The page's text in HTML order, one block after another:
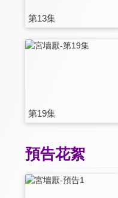
第13集
第19集
預告花絮